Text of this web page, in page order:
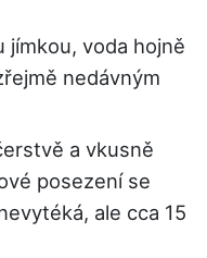
jímkou, voda hojně
nedávným
a vkusně
posezení se
ale cca 15